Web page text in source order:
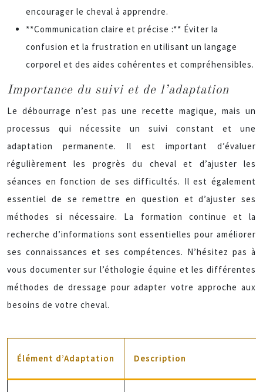
encourager le cheval à apprendre.
**Communication claire et précise :** Éviter la
confusion et la frustration en utilisant un langage
corporel et des aides cohérentes et compréhensibles.
Importance du suivi et de l’adaptation
Le débourrage n’est pas une recette magique, mais un
processus qui nécessite un suivi constant et une
adaptation permanente. Il est important d’évaluer
régulièrement les progrès du cheval et d’ajuster les
séances en fonction de ses difficultés. Il est également
essentiel de se remettre en question et d’ajuster ses
méthodes si nécessaire. La formation continue et la
recherche d’informations sont essentielles pour améliorer
ses connaissances et ses compétences. N’hésitez pas à
vous documenter sur l’éthologie équine et les différentes
méthodes de dressage pour adapter votre approche aux
besoins de votre cheval.
Élément d’Adaptation Description